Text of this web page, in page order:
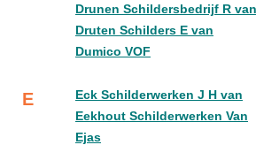
Drunen Schildersbedrijf R van
Druten Schilders E van
Dumico VOF
E
Eck Schilderwerken J H van
Eekhout Schilderwerken Van
Ejas